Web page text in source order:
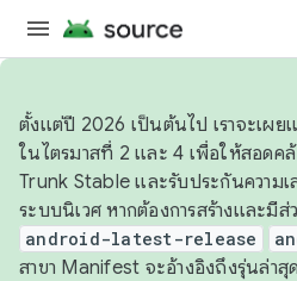
ตั้งแต่ปี 2026 เป็นต้นไป เราจะเผย
ในไตรมาสที่ 2 และ 4 เพื่อให้สอดค
Trunk Stable และรับประกันความ
ระบบนิเวศ หากต้องการสร้างและมี
android-latest-release
สาขา Manifest จะอ้างอิงถึงรุ่นล่า